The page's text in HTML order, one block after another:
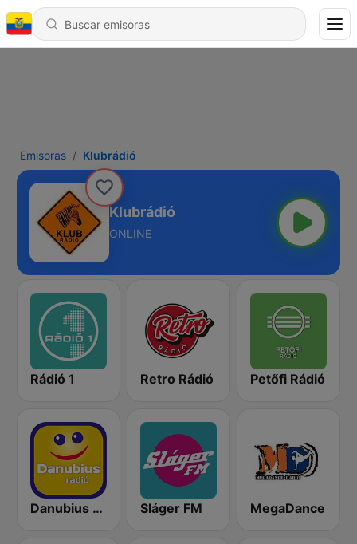
Emisoras Klubrádió
Klubrádió
ONLINE
Rádió 1 Retro Rádió Petőfi Rádió
Danubius Rádió Sláger FM MegaDance